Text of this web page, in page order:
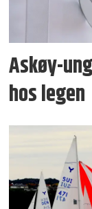
Askøy-
hos legen